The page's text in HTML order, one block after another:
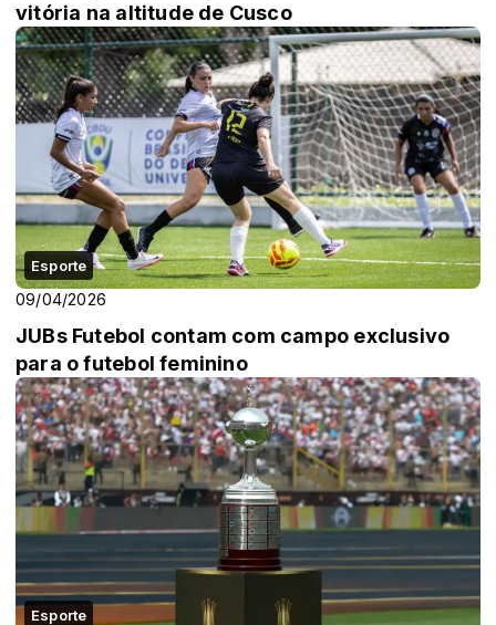
vitória na altitude de Cusco
Esporte
09/04/2026
JUBs Futebol contam com campo exclusivo
para o futebol feminino
Esporte